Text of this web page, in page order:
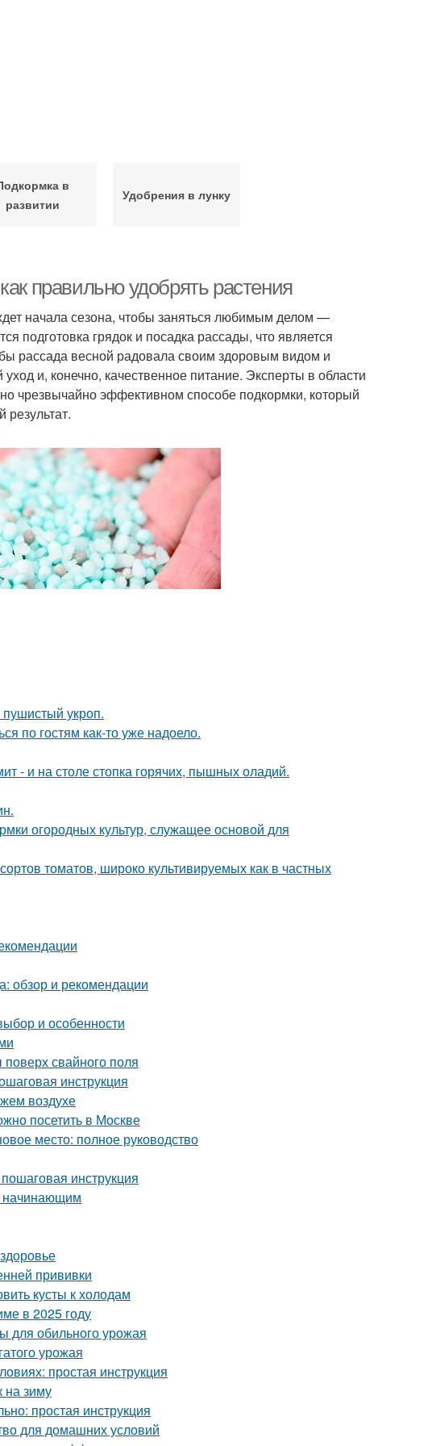
в
развитии
Удобрения в лунку
правильно удобрять растения
начала сезона, чтобы заняться любимым делом —
подготовка грядок и посадка рассады, что является
рассада весной радовала своим здоровым видом и
и, конечно, качественное питание. Эксперты в области
чрезвычайно эффективном способе подкормки, который
результат.
укроп.
по гостям как-то уже надоело.
- и на столе стопка горячих, пышных оладий.
огородных культур, служащее основой для
томатов, широко культивируемых как в частных
обзор и рекомендации
и особенности
свайного поля
инструкция
воздухе
посетить в Москве
место: полное руководство
инструкция
начинающим
прививки
кусты к холодам
в 2025 году
для обильного урожая
урожая
простая инструкция
на зиму
простая инструкция
для домашних условий